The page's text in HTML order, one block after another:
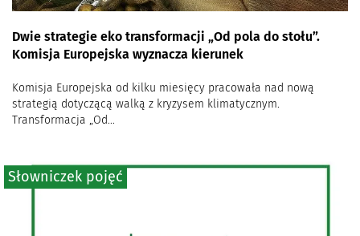
Dwie strategie eko transformacji „Od pola do stołu”.
Komisja Europejska wyznacza kierunek
Komisja Europejska od kilku miesięcy pracowała nad nową
strategią dotyczącą walką z kryzysem klimatycznym.
Transformacja „Od...
Słowniczek pojęć